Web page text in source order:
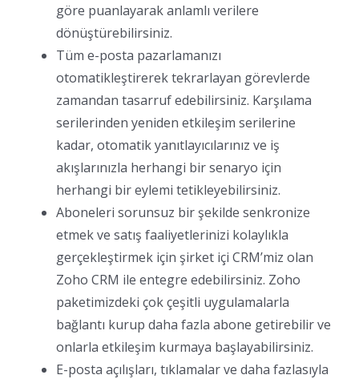
göre puanlayarak anlamlı verilere
dönüştürebilirsiniz.
Tüm e-posta pazarlamanızı
otomatikleştirerek tekrarlayan görevlerde
zamandan tasarruf edebilirsiniz. Karşılama
serilerinden yeniden etkileşim serilerine
kadar, otomatik yanıtlayıcılarınız ve iş
akışlarınızla herhangi bir senaryo için
herhangi bir eylemi tetikleyebilirsiniz.
Aboneleri sorunsuz bir şekilde senkronize
etmek ve satış faaliyetlerinizi kolaylıkla
gerçekleştirmek için şirket içi CRM’miz olan
Zoho CRM ile entegre edebilirsiniz. Zoho
paketimizdeki çok çeşitli uygulamalarla
bağlantı kurup daha fazla abone getirebilir ve
onlarla etkileşim kurmaya başlayabilirsiniz.
E-posta açılışları, tıklamalar ve daha fazlasıyla